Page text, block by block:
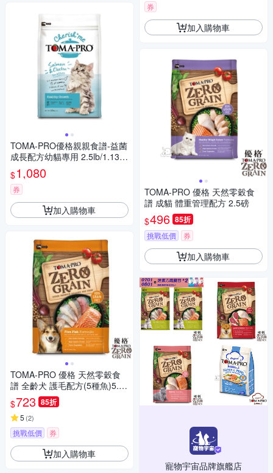
TOMA-PRO優格親親食譜-益菌
成長配方幼貓專用 2.5lb/1.13kg
x 2入組
$1,080
券
加入購物車
TOMA-PRO 優格 天然零穀食
譜 全齡犬 護毛配方(5種魚)5.5
磅
$723 85折
5 (2)
挑戰低價 券
加入購物車
券
加入購物車
TOMA-PRO 優格 天然零穀食
譜 成貓 體重管理配方 2.5磅
$496 85折
挑戰低價 券
加入購物車
寵物宇宙品牌旗艦店